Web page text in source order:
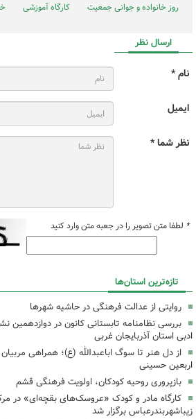
روز خانواده و جوانی جمعیت
کارگاه آموزشی
ارسال نظر
نام *
ایمیل
نظر شما *
* لطفا متن تصویر را در جعبه متن وارد کنید
تازه‌ترین استان‌ها
روایتی از عدالت فرهنگی در حاشیه شهرها
بررسی نظامنامه تابستانی کانون در
ادبی استان آذربایجان غربی
از دل هنر تا سوگ اباعبدالله (ع)؛ همراهی
اربعین حسینی
بازپروری روحیه کودکان، اولویت فرهنگی قشم
کارگاه مادر و کودک «عروسک‌های بقچه‌ای» در
زیباشهربندرعباس برگزار شد